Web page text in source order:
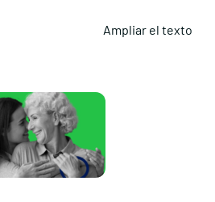
Ampliar el texto